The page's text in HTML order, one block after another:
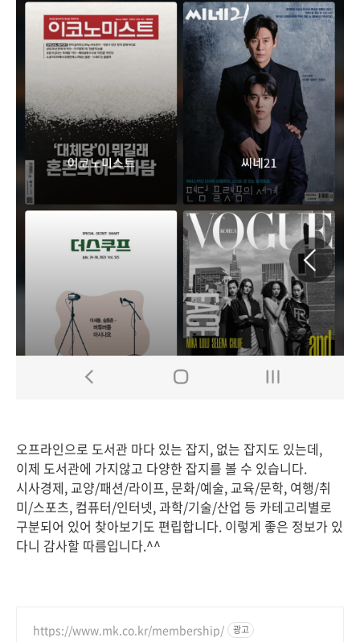
오프라인으로 도서관 마다 있는 잡지, 없는 잡지도 있는데,
이제 도서관에 가지않고 다양한 잡지를 볼 수 있습니다.
시사경제, 교양/패션/라이프, 문화/예술, 교육/문학, 여행/취
미/스포츠, 컴퓨터/인터넷, 과학/기술/산업 등 카테고리별로
구분되어 있어 찾아보기도 편립합니다. 이렇게 좋은 정보가 있
다니 감사할 따름입니다.^^
https://www.mk.co.kr/membership/ 광고